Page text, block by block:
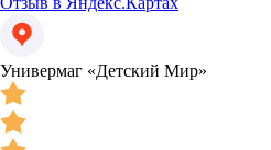
Универмаг «Детский Мир»